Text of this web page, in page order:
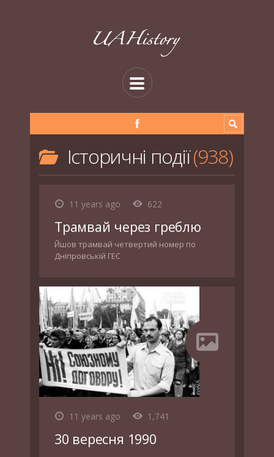
Історичні події 938
11 years ago 622
Трамвай через греблю
Йшов трамвай четвертий номер по
Дніпровській ГЕС
11 years ago 1,741
30 вересня 1990